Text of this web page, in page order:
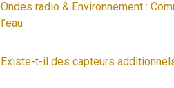
Ondes radio & Environnement :
l’eau
Existe-t-il des capteurs